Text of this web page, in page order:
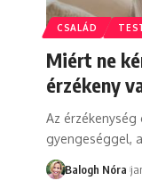
CSALÁD
Miért ne
érzékeny
Az érzékenység
gyengeséggel,
Balogh Nóra